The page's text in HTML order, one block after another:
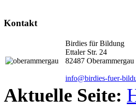
Kontakt
Birdies für Bildung
Ettaler Str. 24
82487 Oberammergau
info@birdies-fuer-
Aktuelle Seite: